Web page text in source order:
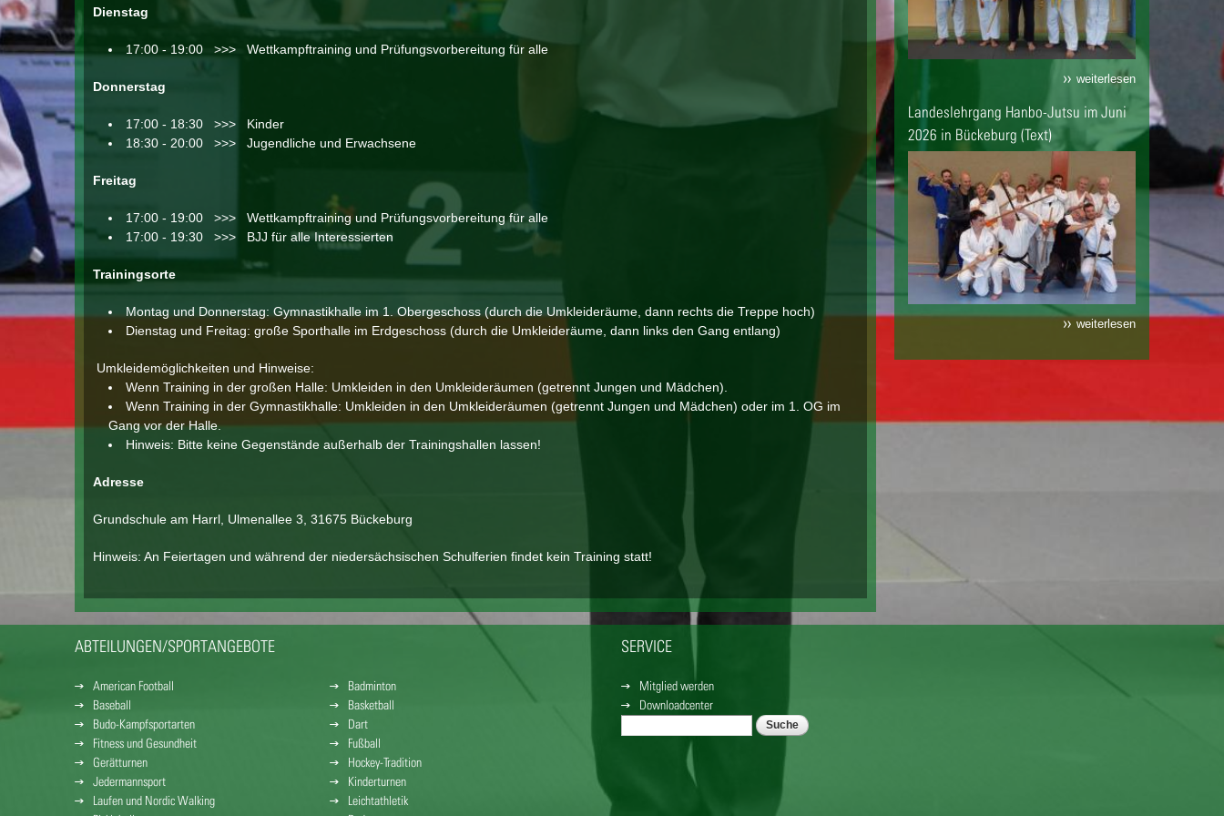
Dienstag
17:00 - 19:00 >>> Wettkampftraining und Prüfungsvorbereitung für alle
Donnerstag
17:00 - 18:30 >>> Kinder
18:30 - 20:00 >>> Jugendliche und Erwachsene
Freitag
17:00 - 19:00 >>> Wettkampftraining und Prüfungsvorbereitung für alle
17:00 - 19:30 >>> BJJ für alle Interessierten
Trainingsorte
Montag und Donnerstag: Gymnastikhalle im 1. Obergeschoss (durch die Umkleideräume, dann rechts die Treppe hoch)
Dienstag und Freitag: große Sporthalle im Erdgeschoss (durch die Umkleideräume, dann links den Gang entlang)
Umkleidemöglichkeiten und Hinweise:
Wenn Training in der großen Halle: Umkleiden in den Umkleideräumen (getrennt Jungen und Mädchen).
Wenn Training in der Gymnastikhalle: Umkleiden in den Umkleideräumen (getrennt Jungen und Mädchen) oder im 1. OG im
Gang vor der Halle.
Hinweis: Bitte keine Gegenstände außerhalb der Trainingshallen lassen!
Adresse
Grundschule am Harrl, Ulmenallee 3, 31675 Bückeburg
Hinweis: An Feiertagen und während der niedersächsischen Schulferien findet kein Training statt!
weiterlesen
Landeslehrgang Hanbo-Jutsu im Juni
2026 in Bückeburg (Text)
weiterlesen
ABTEILUNGEN/SPORTANGEBOTE
American Football
Baseball
Budo-Kampfsportarten
Fitness und Gesundheit
Gerätturnen
Jedermannsport
Laufen und Nordic Walking
Badminton
Basketball
Dart
Fußball
Hockey-Tradition
Kinderturnen
Leichtathletik
SERVICE
Mitglied werden
Downloadcenter